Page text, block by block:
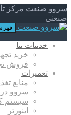
سروو صنعت مرکز
صنعتی
خدمات ما
خرید
فروش
تعمیرات
منابع
سروو
سیستم
اینورتر